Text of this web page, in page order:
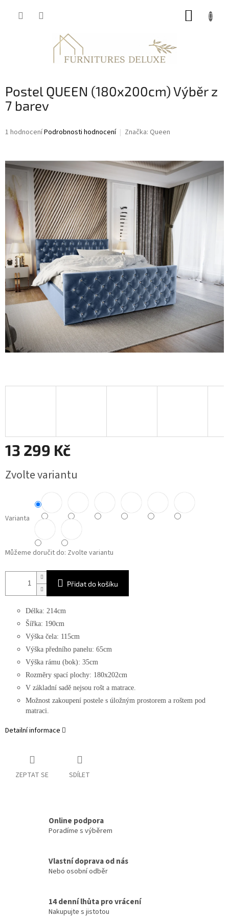
Postel QUEEN (180x200cm) Výběr z
7 barev
Průměrné
je
5,0
5
hvězdiček.
1 hodnoceníPodrobnosti hodnocení Značka: Queen
13 299 Kč
cena:
Zvolte variantu
Varianta
Můžeme doručit do: Zvolte variantu
Přidat do košíku
Délka: 214cm
Šířka: 190cm
Výška čela: 115cm
Výška předního panelu: 65cm
Výška rámu (bok): 35cm
Rozměry spací plochy: 180x202cm
V základní sadě nejsou rošt a matrace.
Možnost zakoupení postele s úložným prostorem a roštem pod
matraci.
Detailní informace
ZEPTAT SE SDÍLET
Online podpora
Poradíme s výběrem
Vlastní doprava od nás
Nebo osobní odběr
14 denní lhůta pro vrácení
Nakupujte s jistotou